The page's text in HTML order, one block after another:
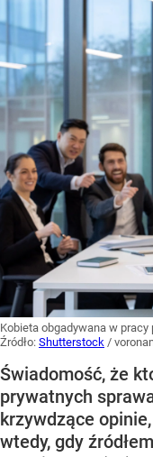
Kobieta obgadywana w
Źródło: Shutterstock /
Świadomość, że
prywatnych
krzywdzące
wtedy, gdy